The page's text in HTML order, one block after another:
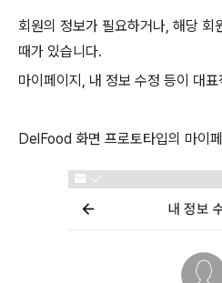
회원의 정보가 필요하거나, 해당 회
때가 있습니다.
마이페이지, 내 정보 수정 등이 대
DelFood 화면 프로토타입의 마이